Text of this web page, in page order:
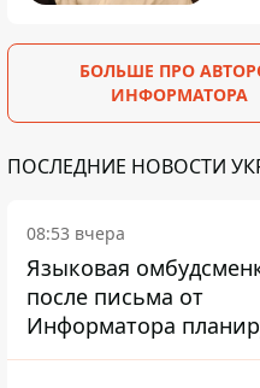
БОЛЬШЕ ПРО
ИНФОРМАТОРА
ПОСЛЕДНИЕ НОВОСТИ
08:53 вчера
Языковая
после письма от
Информатора
наказать компанию-